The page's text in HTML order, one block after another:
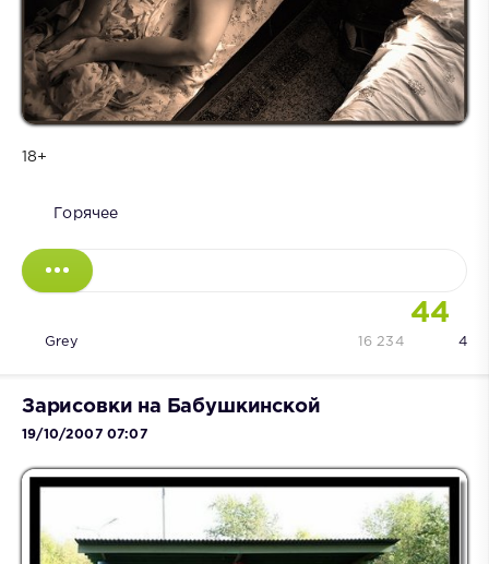
18+
Горячее
44
Grey 4
16 234
Зарисовки на Бабушкинской
19/10/2007 07:07